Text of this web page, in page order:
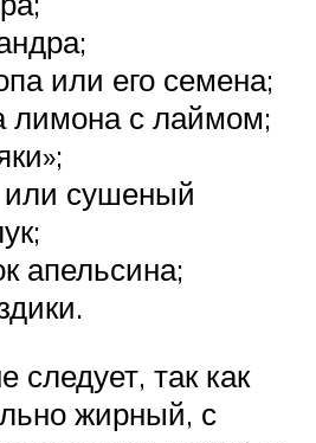
или его семена;
лимона с лаймом;
сушеный
апельсина;
следует, так как
жирный, с